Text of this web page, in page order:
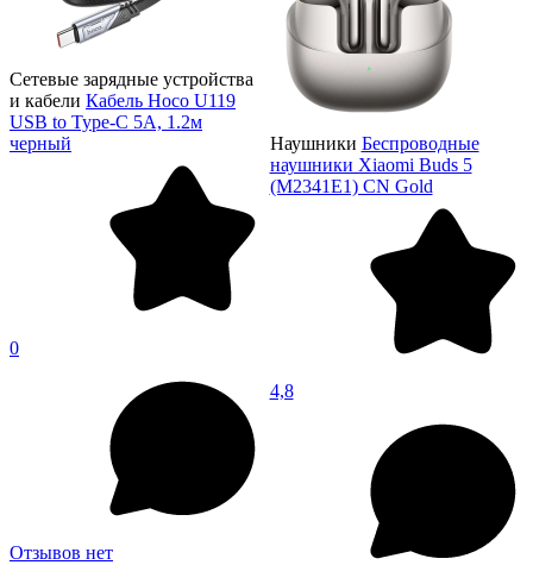
Сетевые зарядные устройства
и кабели Кабель Hoco U119
USB to Type-C 5A, 1.2м
черный
0
Отзывов нет
Наушники Беспроводные
наушники Xiaomi Buds 5
(M2341E1) CN Gold
4,8